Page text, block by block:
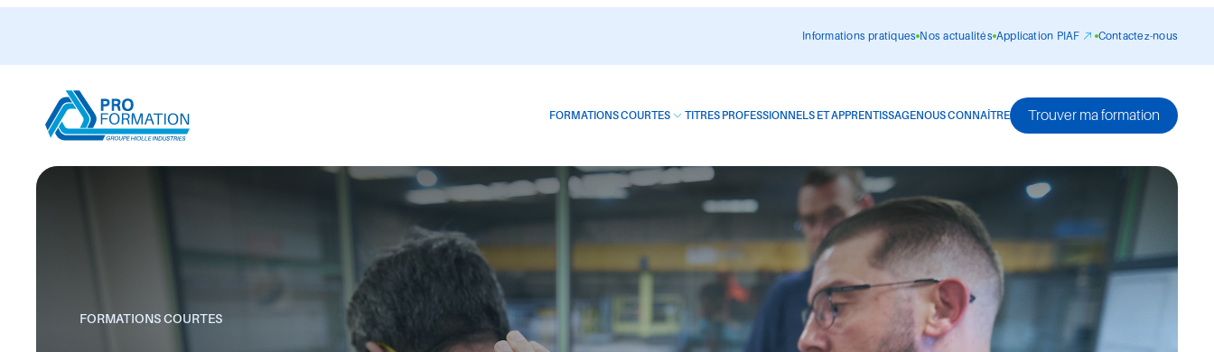
Informations pratiques Nos actualités Application PIAF Contactez-nous
FORMATIONS COURTES
Formations
sécuritaires
Formations
métiers
Formations
complémentaires
TITRES PROFESSIONNELS ET APPRENTISSAGENOUS CONNAÎTRE Trouver ma formation
FORMATIONS COURTES